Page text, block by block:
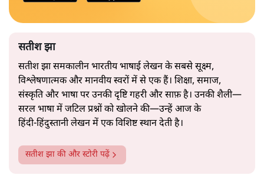
सतीश झा
सतीश झा समकालीन भारतीय भाषाई लेखन के सबसे सूक्ष्म,
विश्लेषणात्मक और मानवीय स्वरों में से एक हैं। शिक्षा, समाज,
संस्कृति और भाषा पर उनकी दृष्टि गहरी और साफ़ है। उनकी शैली—
सरल भाषा में जटिल प्रश्नों को खोलने की—उन्हें आज के
हिंदी‑हिंदुस्तानी लेखन में एक विशिष्ट स्थान देती है।
सतीश झा की और स्टोरी पढ़ें